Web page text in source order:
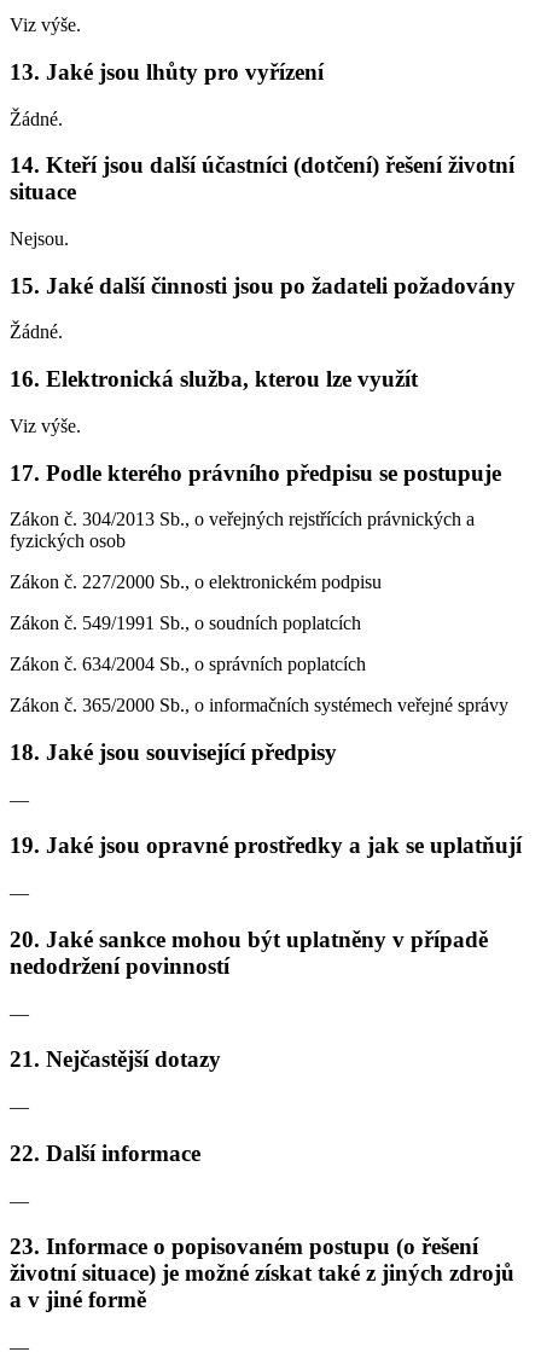
Viz výše.
13. Jaké jsou lhůty pro vyřízení
Žádné.
14. Kteří jsou další účastníci (dotčení) řešení životní
situace
Nejsou.
15. Jaké další činnosti jsou po žadateli požadovány
Žádné.
16. Elektronická služba, kterou lze využít
Viz výše.
17. Podle kterého právního předpisu se postupuje
Zákon č. 304/2013 Sb., o veřejných rejstřících právnických a
fyzických osob
Zákon č. 227/2000 Sb., o elektronickém podpisu
Zákon č. 549/1991 Sb., o soudních poplatcích
Zákon č. 634/2004 Sb., o správních poplatcích
Zákon č. 365/2000 Sb., o informačních systémech veřejné správy
18. Jaké jsou související předpisy
—
19. Jaké jsou opravné prostředky a jak se uplatňují
—
20. Jaké sankce mohou být uplatněny v případě
nedodržení povinností
—
21. Nejčastější dotazy
—
22. Další informace
—
23. Informace o popisovaném postupu (o řešení
životní situace) je možné získat také z jiných zdrojů
a v jiné formě
—